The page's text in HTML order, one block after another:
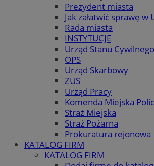
Prezydent miasta
Jak załatwić sprawę w
Rada miasta
INSTYTUCJE
Urząd Stanu Cywilnego
OPS
Urząd Skarbowy
ZUS
Urząd Pracy
Komenda Miejska
Straż Miejska
Straż Pożarna
Prokuratura rejonowa
KATALOG FIRM
KATALOG FIRM